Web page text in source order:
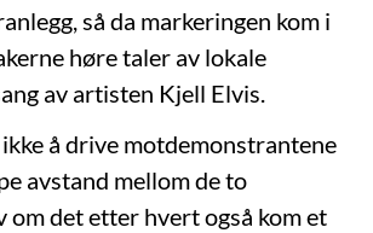
så da markeringen kom i
høre taler av lokale
av artisten Kjell Elvis.
å drive motdemonstrantene
avstand mellom de to
om det etter hvert også kom et